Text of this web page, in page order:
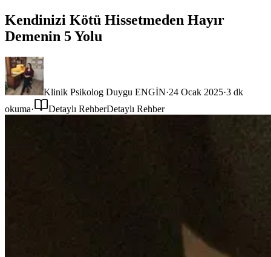
Kendinizi Kötü Hissetmeden Hayır
Demenin 5 Yolu
Klinik Psikolog Duygu ENGİN·24 Ocak 2025·3 dk
okuma· Detaylı RehberDetaylı Rehber